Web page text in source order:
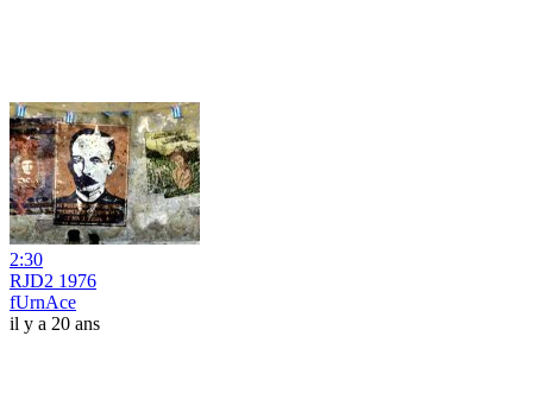
2:30
RJD2 1976
fUrnAce
il y a 20 ans